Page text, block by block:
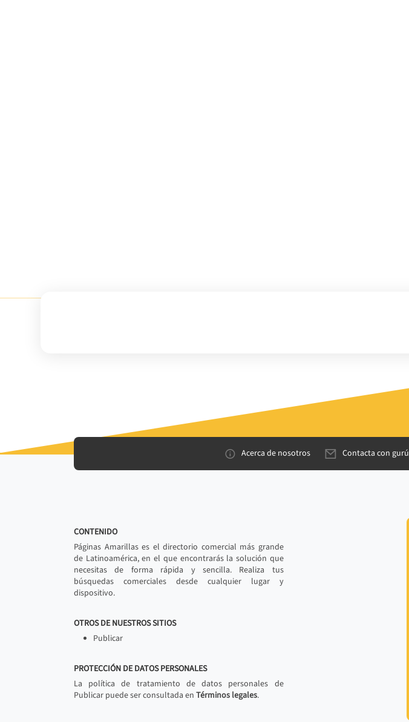
Acerca de nosotros Contacta con gurú
CONTENIDO
Páginas Amarillas es el directorio comercial más grande
de Latinoamérica, en el que encontrarás la solución que
necesitas de forma rápida y sencilla. Realiza tus
búsquedas comerciales desde cualquier lugar y
dispositivo.
OTROS DE NUESTROS SITIOS
Publicar
PROTECCIÓN DE DATOS PERSONALES
La política de tratamiento de datos personales de
Publicar puede ser consultada en Términos legales.